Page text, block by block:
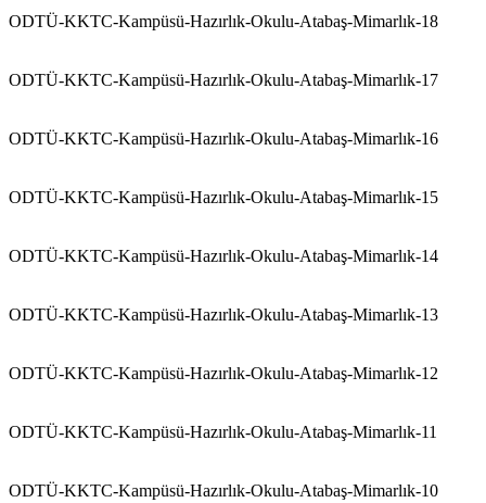
ODTÜ-KKTC-Kampüsü-Hazırlık-Okulu-Atabaş-Mimarlık-18
ODTÜ-KKTC-Kampüsü-Hazırlık-Okulu-Atabaş-Mimarlık-17
ODTÜ-KKTC-Kampüsü-Hazırlık-Okulu-Atabaş-Mimarlık-16
ODTÜ-KKTC-Kampüsü-Hazırlık-Okulu-Atabaş-Mimarlık-15
ODTÜ-KKTC-Kampüsü-Hazırlık-Okulu-Atabaş-Mimarlık-14
ODTÜ-KKTC-Kampüsü-Hazırlık-Okulu-Atabaş-Mimarlık-13
ODTÜ-KKTC-Kampüsü-Hazırlık-Okulu-Atabaş-Mimarlık-12
ODTÜ-KKTC-Kampüsü-Hazırlık-Okulu-Atabaş-Mimarlık-11
ODTÜ-KKTC-Kampüsü-Hazırlık-Okulu-Atabaş-Mimarlık-10